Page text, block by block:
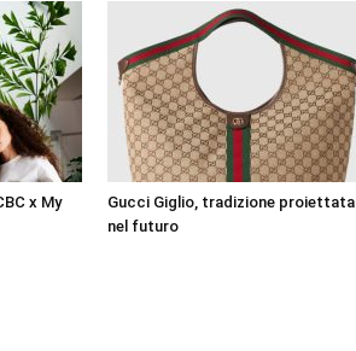
x My
Gucci Giglio, tradizione proiettata
nel futuro